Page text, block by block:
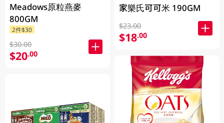
Meadows原粒燕麥
800GM
2件$30
$30.00
$20.00
家樂氏可可米 190GM
$23.00
$18.00